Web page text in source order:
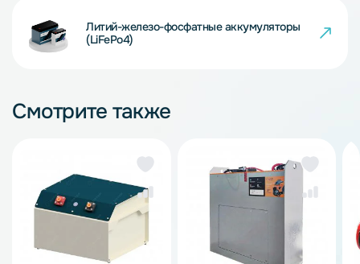
Литий-железо-фосфатные аккумуляторы
(LiFePo4)
Смотрите также